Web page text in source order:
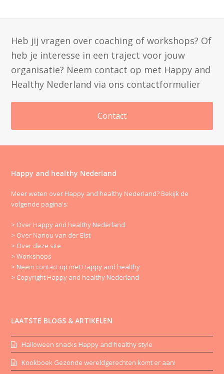
Heb jij vragen over coaching of workshops? Of
heb je interesse in een traject voor jouw
organisatie? Neem contact op met Happy and
Healthy Nederland via ons contactformulier
Contact
Happy and healthy Nederland
Meer weten over Happy and healthy Nederland? Bekijk de
volgende pagina's:
> Over Happy and healthy Nederland
> Over Nanou van der Elst
> Over deze site
> Workshops
> Neem contact op met Happy and healthy
> Copyright Happy and healthy Nederland
LAATSTE BLOGS & ARTIKELEN
Halloween snacks Happy and healthy style
Kookboek Gezonde wereldgerechten komt er aan!